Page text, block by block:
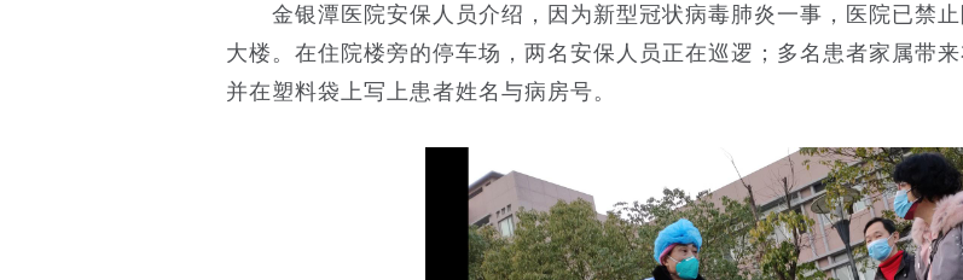
金银潭医院安保人员介绍，因为新型冠状病毒肺炎一事，医院已禁止
大楼。在住院楼旁的停车场，两名安保人员正在巡逻；多名患者家属带
并在塑料袋上写上患者姓名与病房号。